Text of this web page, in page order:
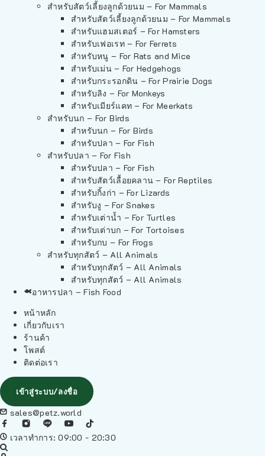
สำหรับสัตว์เลี้ยงลูกด้วยนม – For Mammals
สำหรับสัตว์เลี้ยงลูกด้วยนม – For Mammals
สำหรับแฮมสเตอร์ – For Hamsters
สำหรับเฟอเรท – For Ferrets
สำหรับหนู – For Rats and Mice
สำหรับเม่น – For Hedgehogs
สำหรับกระรอกดิน – For Prairie Dogs
สำหรับลิง – For Monkeys
สำหรับเมียร์แคท – For Meerkats
สำหรับนก – For Birds
สำหรับนก – For Birds
สำหรับปลา – For Fish
สำหรับปลา – For Fish
สำหรับปลา – For Fish
สำหรับสัตว์เลื้อยคลาน – For Reptiles
สำหรับกิ้งก่า – For Lizards
สำหรับงู – For Snakes
สำหรับเต่าน้ำ – For Turtles
สำหรับเต่าบก – For Tortoises
สำหรับกบ – For Frogs
สำหรับทุกสัตว์ – All Animals
สำหรับทุกสัตว์ – All Animals
สำหรับทุกสัตว์ – All Animals
อาหารปลา – Fish Food
หน้าหลัก
เกี่ยวกับเรา
ร้านค้า
โพสต์
ติดต่อเรา
เข้าสู่ระบบ/ลงชื่อ
sales@petz.world
เวลาทำการ: 09:00 - 20:30